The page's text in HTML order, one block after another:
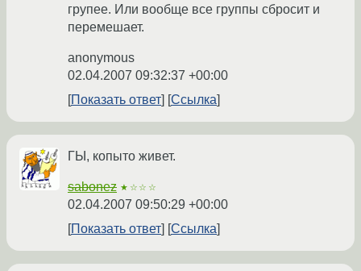
групее. Или вообще все группы сбросит и
перемешает.
anonymous
02.04.2007 09:32:37 +00:00
Показать ответ
Ссылка
ГЫ, копыто живет.
sabonez ★☆☆☆
02.04.2007 09:50:29 +00:00
Показать ответ
Ссылка